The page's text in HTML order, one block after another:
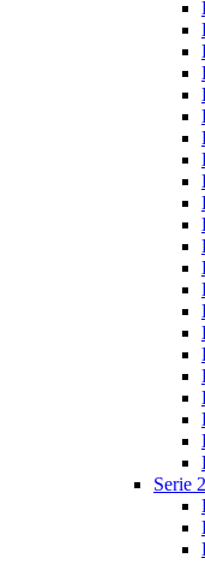
Serie